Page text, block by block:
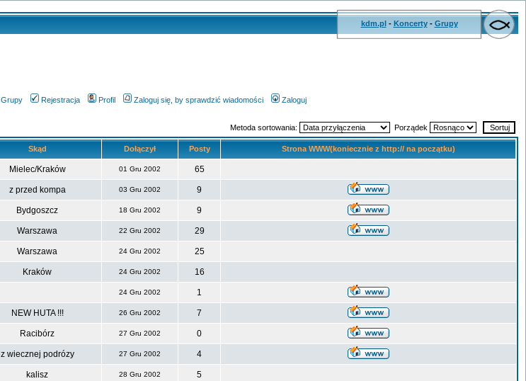
kdm.pl- Koncerty- Grupy
Grupy Rejestracja Profil Zaloguj się, by sprawdzić wiadomości Zaloguj
Metoda sortowania: Porządek
Skąd Dołączył Posty Strona WWW(koniecznie z http:// na początku)
Mielec/Kraków 01 Gru 2002 65
z przed kompa 03 Gru 2002 9
Bydgoszcz 18 Gru 2002 9
Warszawa 22 Gru 2002 29
Warszawa 24 Gru 2002 25
Kraków 24 Gru 2002 16
24 Gru 2002 1
NEW HUTA !!! 26 Gru 2002 7
Racibórz 27 Gru 2002 0
z wiecznej podrózy 27 Gru 2002 4
kalisz 28 Gru 2002 5